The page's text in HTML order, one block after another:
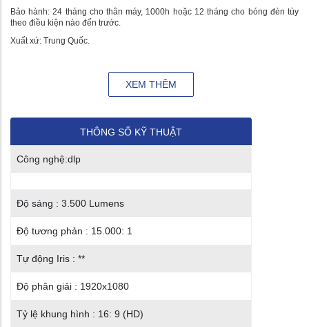
Bảo hành: 24 tháng cho thân máy, 1000h hoặc 12 tháng cho bóng đèn tùy
theo điều kiện nào đến trước.
Xuất xứ: Trung Quốc.
XEM THÊM
THÔNG SỐ KỸ THUẬT
Công nghệ:dlp
Độ sáng : 3.500 Lumens
Độ tương phản : 15.000: 1
Tự động Iris : **
Độ phân giải : 1920x1080
Tỷ lệ khung hình : 16: 9 (HD)